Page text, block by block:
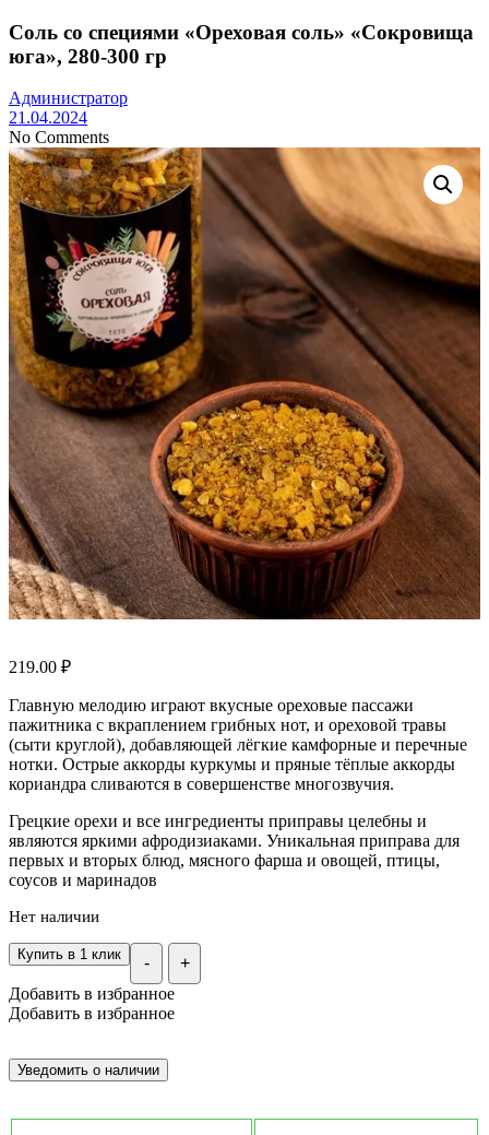
Соль со специями «Ореховая соль» «Сокровища
юга», 280-300 гр
Администратор
21.04.2024
No Comments
219.00 ₽
Главную мелодию играют вкусные ореховые пассажи
пажитника с вкраплением грибных нот, и ореховой травы
(сыти круглой), добавляющей лёгкие камфорные и перечные
нотки. Острые аккорды куркумы и пряные тёплые аккорды
кориандра сливаются в совершенстве многозвучия.
Грецкие орехи и все ингредиенты приправы целебны и
являются яркими афродизиаками. Уникальная приправа для
первых и вторых блюд, мясного фарша и овощей, птицы,
соусов и маринадов
Нет наличии
- +
Купить в 1 клик
Добавить в избранное
Добавить в избранное